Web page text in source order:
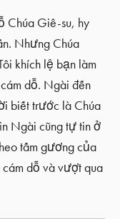
Chúa Giê-su, hy
Nhưng Chúa
khích lệ bạn làm
dỗ. Ngài đến
biết trước là Chúa
Ngài cũng tự tin ở
tấm gương của
cám dỗ và vượt qua